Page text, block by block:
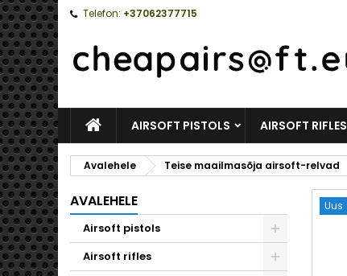
Telefon: +37062377715
AVALEHELEAIRSOFT PISTOLS AIRSOFT RIFLES
Avalehele Teise maailmasõja airsoft-relvad
AVALEHELE
Airsoft pistols
Airsoft rifles
Uus